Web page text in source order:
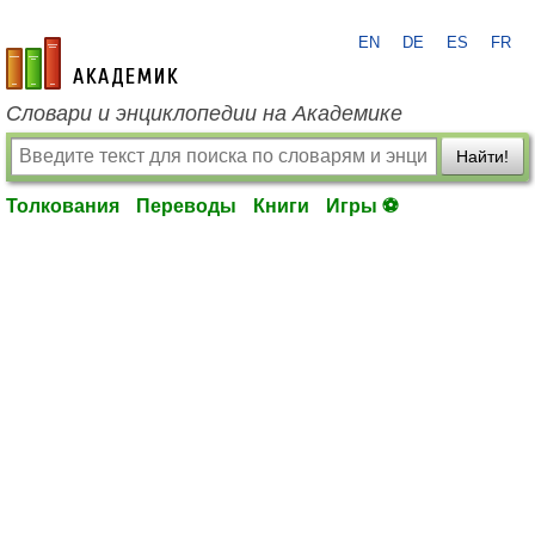
academic.ru
EN DE ES FR
Словари и энциклопедии на Академике
Найти!
Толкования Переводы Книги Игры ⚽